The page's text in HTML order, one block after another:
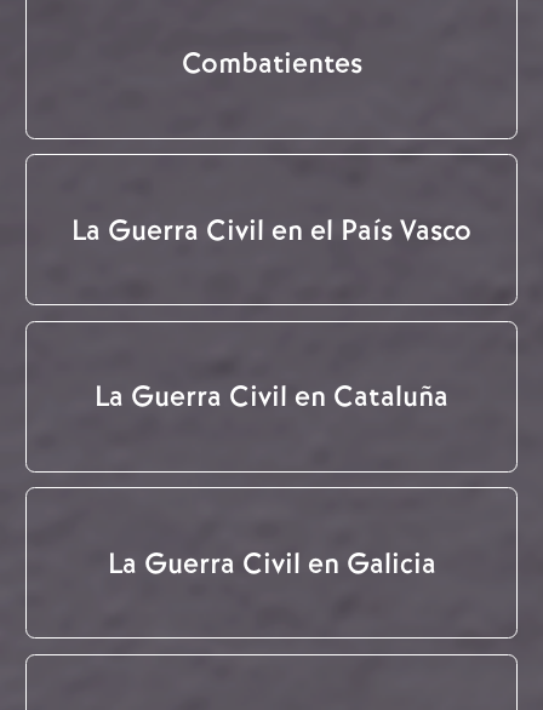
Combatientes
La Guerra Civil en el País Vasco
La Guerra Civil en Cataluña
La Guerra Civil en Galicia